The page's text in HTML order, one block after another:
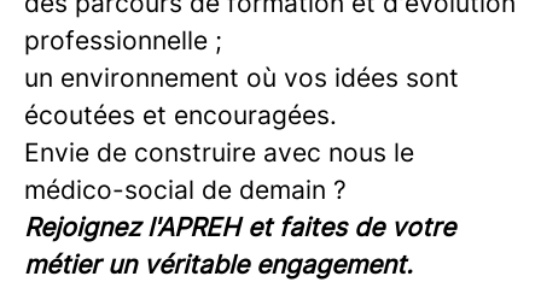
professionnelle ;
un environnement où vos idées sont
écoutées et encouragées.
Envie de construire avec nous le
médico-social de demain ?
Rejoignez l'APREH et faites de votre
métier un véritable engagement.